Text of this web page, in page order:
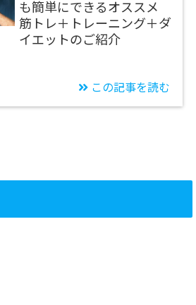
も簡単にできるオススメ
筋トレ＋トレーニング＋ダ
イエットのご紹介
この記事を読む